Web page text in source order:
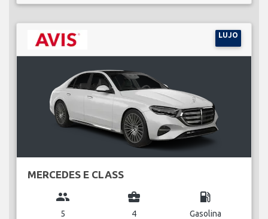
LUJO
MERCEDES E CLASS
group
5
business_center
4
local_gas_station
Gasolina